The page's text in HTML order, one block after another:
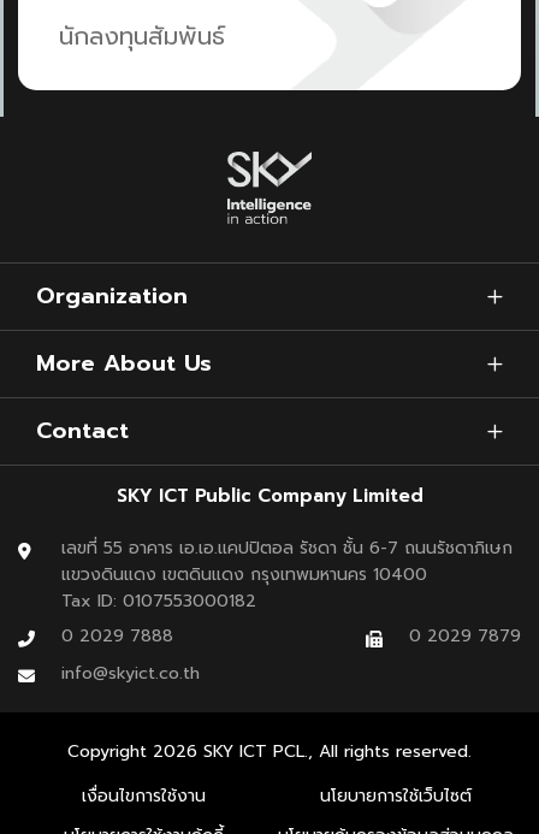
นักลงทุนสัมพันธ์
Organization
More About Us
Contact
SKY ICT Public Company Limited
เลขที่ 55 อาคาร เอ.เอ.แคปปิตอล รัชดา ชั้น 6-7 ถนนรัชดาภิเษก
แขวงดินแดง เขตดินแดง กรุงเทพมหานคร 10400
Tax ID: 0107553000182
0 2029 7888
0 2029 7879
info@skyict.co.th
Copyright 2026 SKY ICT PCL., All rights reserved.
เงื่อนไขการใช้งาน
นโยบายการใช้เว็บไซต์